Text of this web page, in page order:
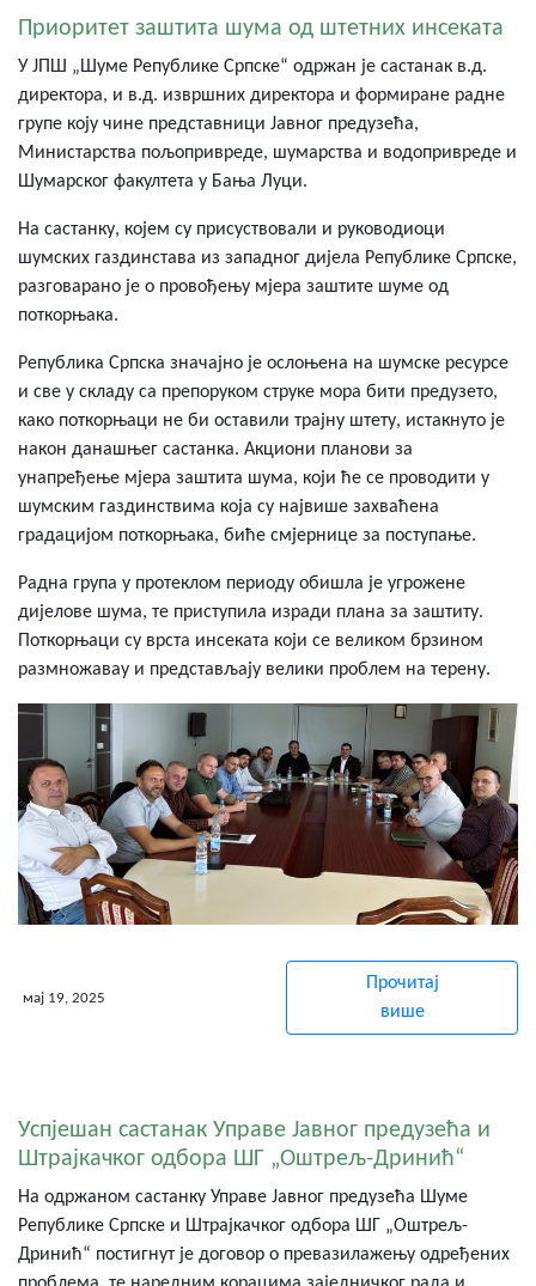
Приоритет заштита шума од штетних инсеката
У ЈПШ „Шуме Републике Српске“ одржан је састанак в.д.
директора, и в.д. извршних директора и формиране радне
групе коју чине представници Јавног предузећа,
Министарства пољопривреде, шумарства и водопривреде и
Шумарског факултета у Бања Луци.
На састанку, којем су присуствовали и руководиоци
шумских газдинстава из западног дијела Републике Српске,
разговарано је о провођењу мјера заштите шуме од
поткорњака.
Република Српска значајно је ослоњена на шумске ресурсе
и све у складу са препоруком струке мора бити предузето,
како поткорњаци не би оставили трајну штету, истакнуто је
након данашњег састанка. Акциони планови за
унапређење мјера заштита шума, који ће се проводити у
шумским газдинствима која су највише захваћена
градацијом поткорњака, биће смјернице за поступање.
Радна група у протеклом периоду обишла је угрожене
дијелове шума, те приступила изради плана за заштиту.
Поткорњаци су врста инсеката који се великом брзином
размножавау и представљају велики проблем на терену.
мај 19, 2025
Прочитај
више
Успјешан састанак Управе Јавног предузећа и
Штрајкачког одбора ШГ „Оштрељ-Дринић“
На одржаном састанку Управе Јавног предузећа Шуме
Републике Српске и Штрајкачког одбора ШГ „Оштрељ-
Дринић“ постигнут је договор о превазилажењу одређених